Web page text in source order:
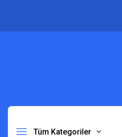
Tüm Kategoriler